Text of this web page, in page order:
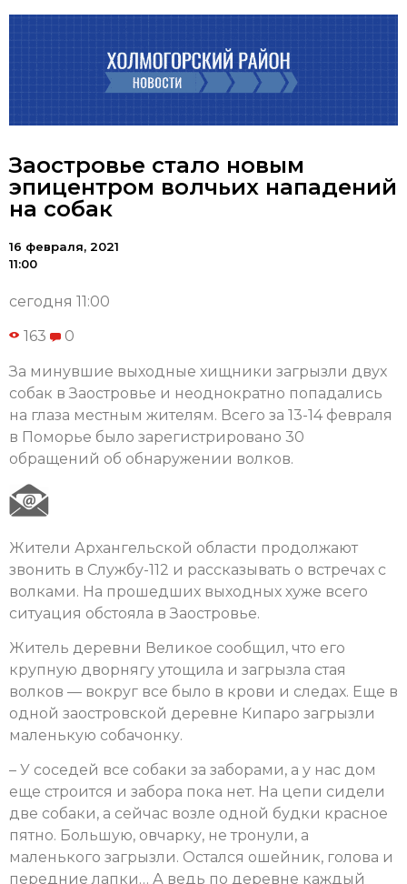
Заостровье стало новым
эпицентром волчьих нападений
на собак
16 февраля, 2021
11:00
сегодня 11:00
163 0
За минувшие выходные хищники загрызли двух
собак в Заостровье и неоднократно попадались
на глаза местным жителям. Всего за 13-14 февраля
в Поморье было зарегистрировано 30
обращений об обнаружении волков.
Жители Архангельской области продолжают
звонить в Службу-112 и рассказывать о встречах с
волками. На прошедших выходных хуже всего
ситуация обстояла в Заостровье.
Житель деревни Великое сообщил, что его
крупную дворнягу утощила и загрызла стая
волков — вокруг все было в крови и следах. Еще в
одной заостровской деревне Кипаро загрызли
маленькую собачонку.
– У соседей все собаки за заборами, а у нас дом
еще строится и забора пока нет. На цепи сидели
две собаки, а сейчас возле одной будки красное
пятно. Большую, овчарку, не тронули, а
маленького загрызли. Остался ошейник, голова и
передние лапки… А ведь по деревне каждый